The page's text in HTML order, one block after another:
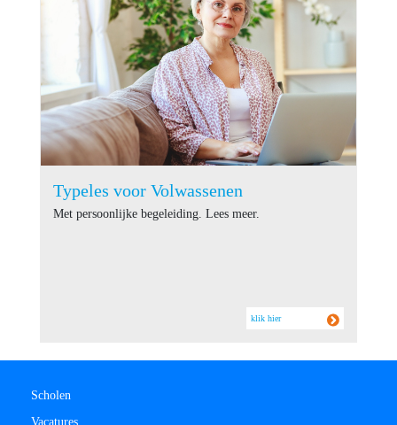
Typeles voor Volwassenen
Met persoonlijke begeleiding. Lees meer.
klik hier
Scholen
Vacatures